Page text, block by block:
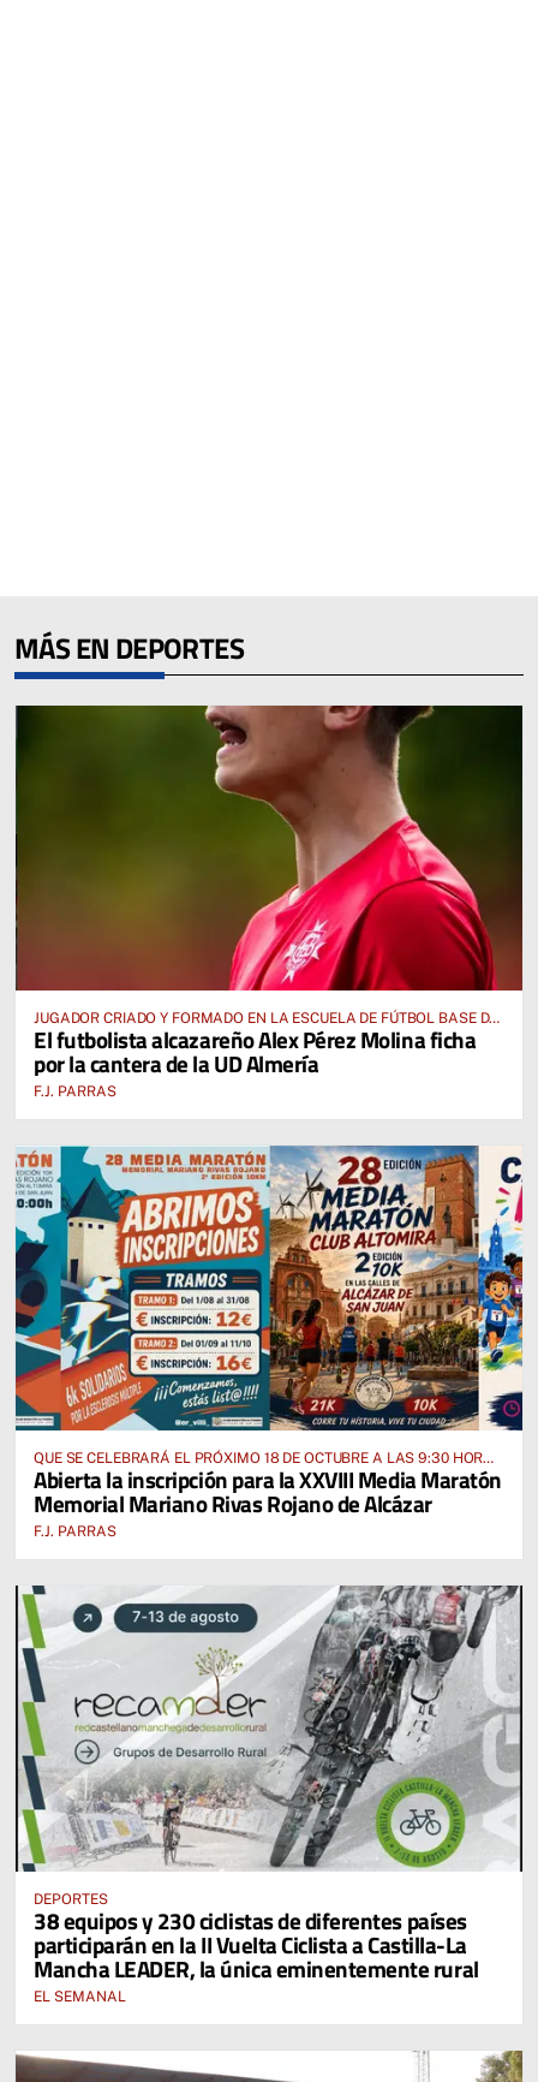
MÁS EN DEPORTES
JUGADOR CRIADO Y FORMADO EN LA ESCUELA DE FÚTBOL BASE DE
ALCÁZAR DE SAN JUAN
El futbolista alcazareño Alex Pérez Molina ficha
por la cantera de la UD Almería
F.J. PARRAS
QUE SE CELEBRARÁ EL PRÓXIMO 18 DE OCTUBRE A LAS 9:30 HORAS
DESDE EL PABELLÓN VICENTE PANIAGUA
Abierta la inscripción para la XXVIII Media Maratón
Memorial Mariano Rivas Rojano de Alcázar
F.J. PARRAS
DEPORTES
38 equipos y 230 ciclistas de diferentes países
participarán en la II Vuelta Ciclista a Castilla-La
Mancha LEADER, la única eminentemente rural
EL SEMANAL